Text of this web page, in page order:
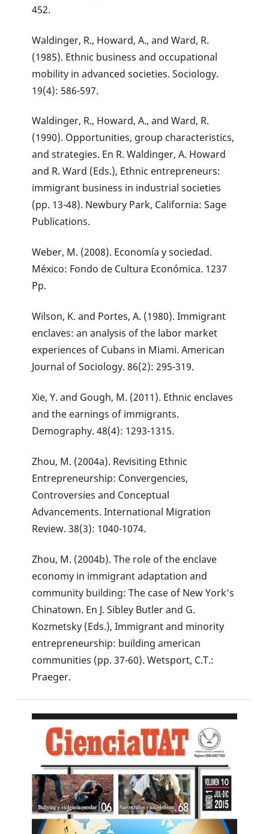
452.
Waldinger, R., Howard, A., and Ward, R.
(1985). Ethnic business and occupational
mobility in advanced societies. Sociology.
19(4): 586-597.
Waldinger, R., Howard, A., and Ward, R.
(1990). Opportunities, group characteristics,
and strategies. En R. Waldinger, A. Howard
and R. Ward (Eds.), Ethnic entrepreneurs:
immigrant business in industrial societies
(pp. 13-48). Newbury Park, California: Sage
Publications.
Weber, M. (2008). Economía y sociedad.
México: Fondo de Cultura Económica. 1237
Pp.
Wilson, K. and Portes, A. (1980). Immigrant
enclaves: an analysis of the labor market
experiences of Cubans in Miami. American
Journal of Sociology. 86(2): 295-319.
Xie, Y. and Gough, M. (2011). Ethnic enclaves
and the earnings of immigrants.
Demography. 48(4): 1293-1315.
Zhou, M. (2004a). Revisiting Ethnic
Entrepreneurship: Convergencies,
Controversies and Conceptual
Advancements. International Migration
Review. 38(3): 1040-1074.
Zhou, M. (2004b). The role of the enclave
economy in immigrant adaptation and
community building: The case of New York’s
Chinatown. En J. Sibley Butler and G.
Kozmetsky (Eds.), Immigrant and minority
entrepreneurship: building american
communities (pp. 37-60). Wetsport, C.T.:
Praeger.